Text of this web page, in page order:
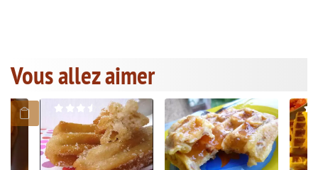
Vous allez aimer